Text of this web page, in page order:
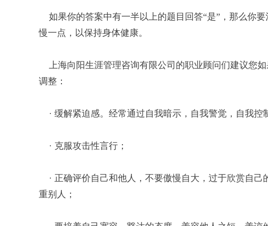
如果你的答案中有一半以上的题目回答“是”，那么你
慢一点，以保持身体健康。
上海向阳生涯管理咨询有限公司的职业顾问们建议您
调整：
· 缓解紧迫感。经常通过自我暗示，自我警觉，自我控
· 克服攻击性言行；
· 正确评价自己和他人，不要傲慢自大，过于欣赏自己
重别人；